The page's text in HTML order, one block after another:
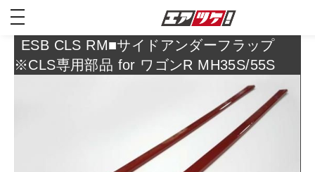
toggle
ESB CLS RM■サイドアンダーフラップ
※CLS専用部品 for ワゴンR MH35S/55S